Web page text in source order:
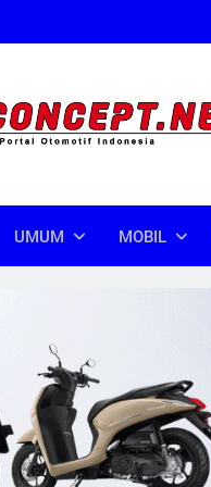
UMUM MOBIL